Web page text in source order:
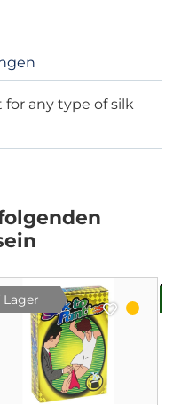
for any type of silk
Lager